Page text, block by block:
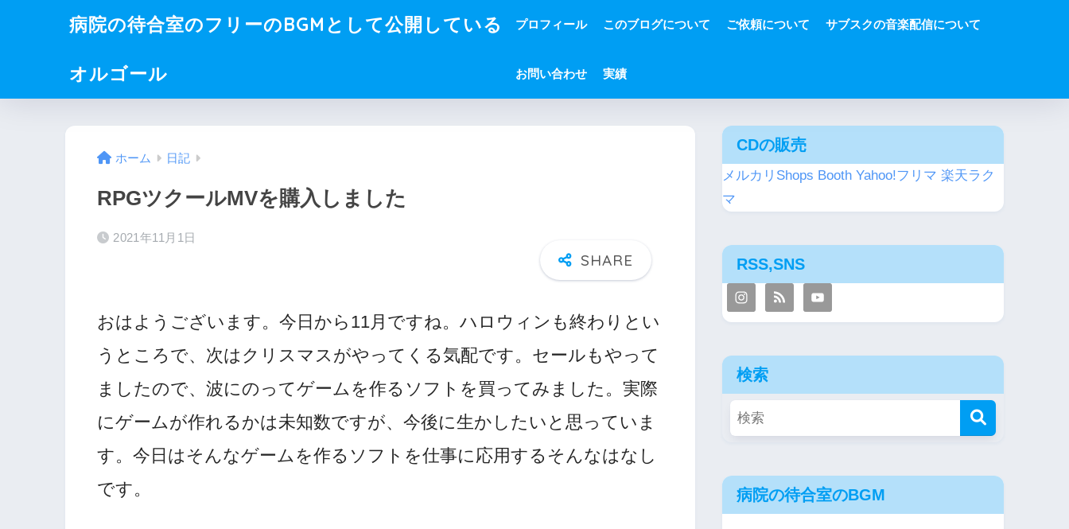
病院の待合室のフリーのBGMとして公開している
オルゴール
プロフィール このブログについて ご依頼について サブスクの音楽配信について
お問い合わせ 実績
ホーム 日記
RPGツクールMVを購入しました
2021年11月1日
おはようございます。今日から11月ですね。ハロウィンも終わりとい
うところで、次はクリスマスがやってくる気配です。セールもやって
ましたので、波にのってゲームを作るソフトを買ってみました。実際
にゲームが作れるかは未知数ですが、今後に生かしたいと思っていま
す。今日はそんなゲームを作るソフトを仕事に応用するそんなはなし
です。
CDの販売
メルカリShops Booth Yahoo!フリマ 楽天ラク
マ
RSS,SNS
検索
病院の待合室のBGM